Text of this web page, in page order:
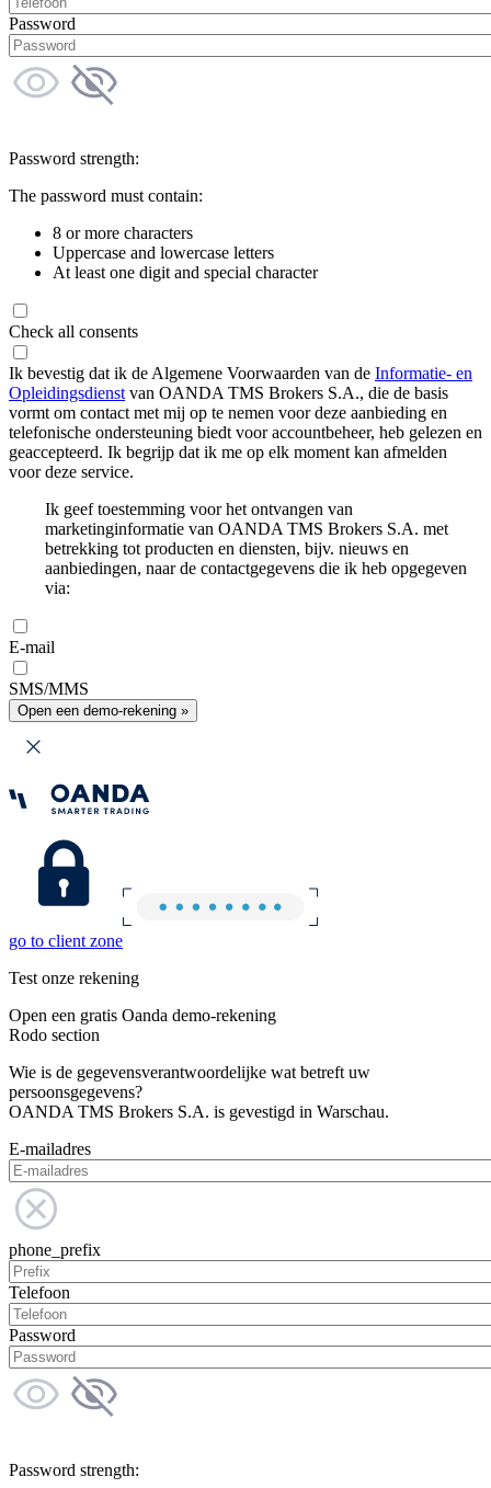
Password
Password strength:
The password must contain:
8 or more characters
Uppercase and lowercase letters
At least one digit and special character
Check all consents
Ik bevestig dat ik de Algemene Voorwaarden van de Informatie- en
Opleidingsdienst van OANDA TMS Brokers S.A., die de basis
vormt om contact met mij op te nemen voor deze aanbieding en
telefonische ondersteuning biedt voor accountbeheer, heb gelezen en
geaccepteerd. Ik begrijp dat ik me op elk moment kan afmelden
voor deze service.
Ik geef toestemming voor het ontvangen van
marketinginformatie van OANDA TMS Brokers S.A. met
betrekking tot producten en diensten, bijv. nieuws en
aanbiedingen, naar de contactgegevens die ik heb opgegeven
via:
E-mail
SMS/MMS
Open een demo-rekening »
go to client zone
Test onze rekening
Open een gratis Oanda demo-rekening
Rodo section
Wie is de gegevensverantwoordelijke wat betreft uw
persoonsgegevens?
OANDA TMS Brokers S.A. is gevestigd in Warschau.
E-mailadres
phone_prefix
Telefoon
Password
Password strength: